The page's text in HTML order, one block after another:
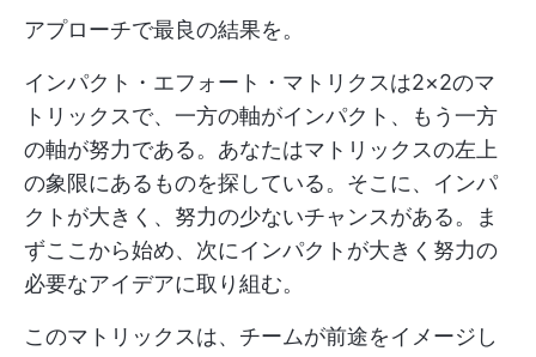
アプローチで最良の結果を。
インパクト・エフォート・マトリクスは2×2のマ
トリックスで、一方の軸がインパクト、もう一方
の軸が努力である。あなたはマトリックスの左上
の象限にあるものを探している。そこに、インパ
クトが大きく、努力の少ないチャンスがある。ま
ずここから始め、次にインパクトが大きく努力の
必要なアイデアに取り組む。
このマトリックスは、チームが前途をイメージし